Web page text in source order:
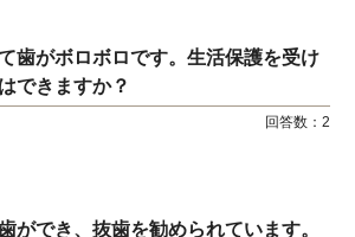
歯がボロボロです。生活保護を受け
できますか？
回答数： 2
ができ、抜歯を勧められています。